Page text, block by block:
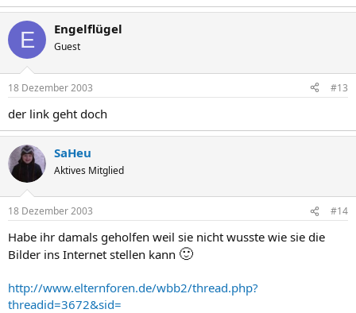
E Engelflügel
Guest
18 Dezember 2003 #13
der link geht doch
SaHeu
Aktives Mitglied
18 Dezember 2003 #14
Habe ihr damals geholfen weil sie nicht wusste wie sie die
Bilder ins Internet stellen kann 🙂
http://www.elternforen.de/wbb2/thread.php?
threadid=3672&sid=